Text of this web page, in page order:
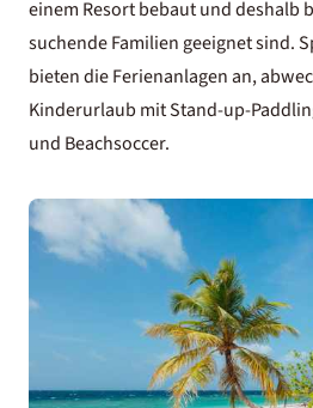
einem Resort bebaut und deshalb
suchende Familien geeignet sind.
bieten die Ferienanlagen an,
Kinderurlaub mit Stand-up-
und Beachsoccer.